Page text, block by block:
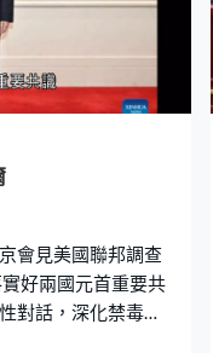
會見美國聯邦調查
好兩國元首重要共
對話，深化禁毒、